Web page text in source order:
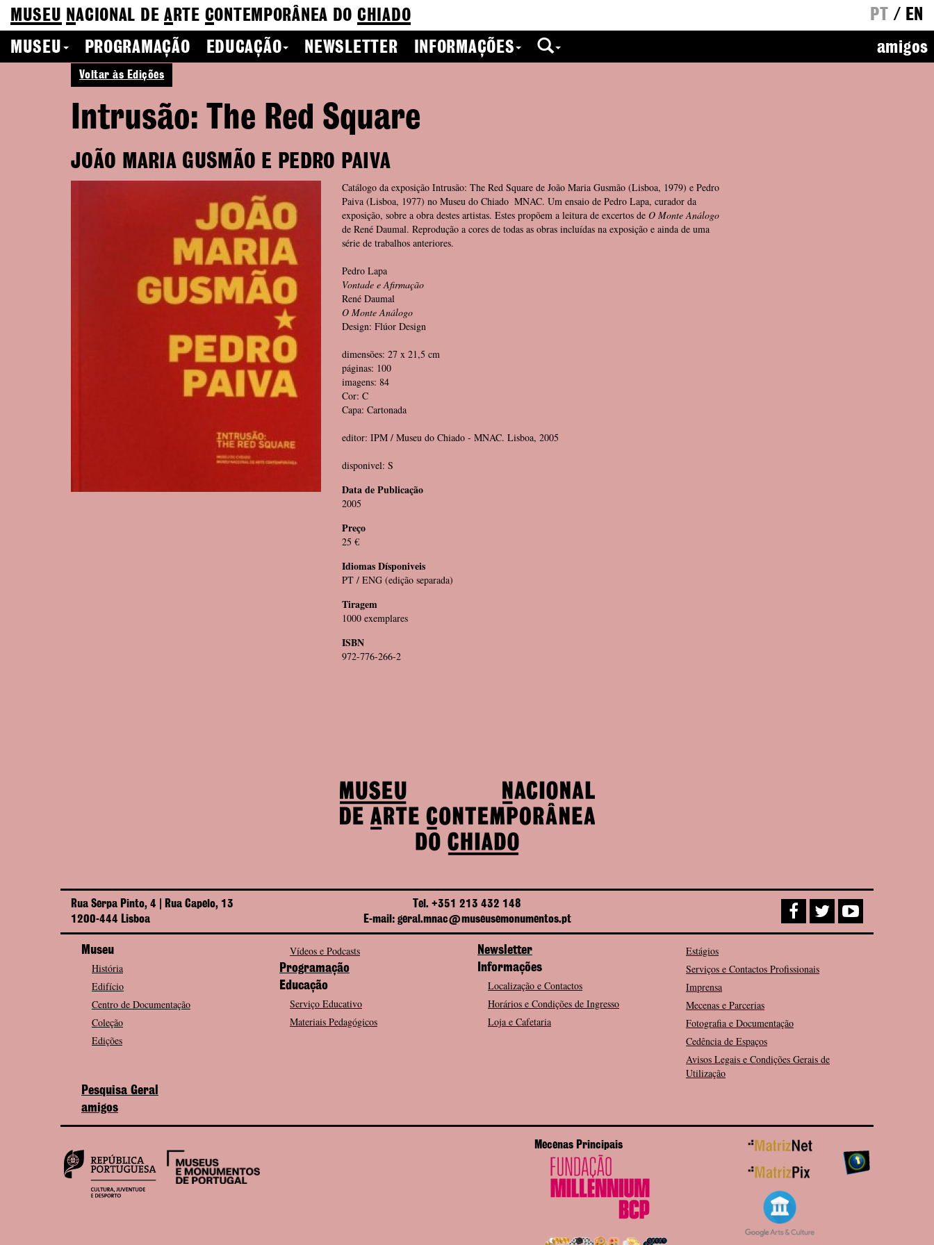
MUSEU NACIONAL DEA RTE CONTEMPORÂNEA DO CHIADO PT / EN
MUSEU
PROGRAMAÇÃO EDUCAÇÃO NEWSLETTER INFORMAÇÕES amigos
Voltar às Edições
Intrusão: The Red Square
JOÃO MARIA GUSMÃO E PEDRO PAIVA
Catálogo da exposição Intrusão: The Red Square de João Maria Gusmão (Lisboa, 1979) e Pedro
Paiva (Lisboa, 1977) no Museu do Chiado  MNAC. Um ensaio de Pedro Lapa, curador da
exposição, sobre a obra destes artistas. Estes propõem a leitura de excertos de O Monte Análogo
de René Daumal. Reprodução a cores de todas as obras incluídas na exposição e ainda de uma
série de trabalhos anteriores.
Pedro Lapa
Vontade e Afirmação
René Daumal
O Monte Análogo
Design: Flúor Design
dimensões: 27 x 21,5 cm
páginas: 100
imagens: 84
Cor: C
Capa: Cartonada
editor: IPM / Museu do Chiado - MNAC. Lisboa, 2005
disponivel: S
Data de Publicação
2005
Preço
25 €
Idiomas Dísponiveis
PT / ENG (edição separada)
Tiragem
1000 exemplares
ISBN
972-776-266-2
Rua Serpa Pinto, 4 | Rua Capelo, 13
1200-444 Lisboa
Tel. +351 213 432 148
E-mail: geral.mnac@museusemonumentos.pt
Museu
História
Edifício
Centro de Documentação
Coleção
Edições
Vídeos e Podcasts
Programação
Educação
Serviço Educativo
Materiais Pedagógicos
Newsletter
Informações
Localização e Contactos
Horários e Condições de Ingresso
Loja e Cafetaria
Estágios
Serviços e Contactos Profissionais
Imprensa
Mecenas e Parcerias
Fotografia e Documentação
Cedência de Espaços
Avisos Legais e Condições Gerais de
Utilização
Pesquisa Geral
amigos
Mecenas Principais